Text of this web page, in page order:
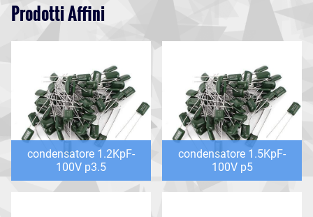
Prodotti Affini
condensatore 1.2KpF-
100V p3.5
condensatore 1.5KpF-
100V p5